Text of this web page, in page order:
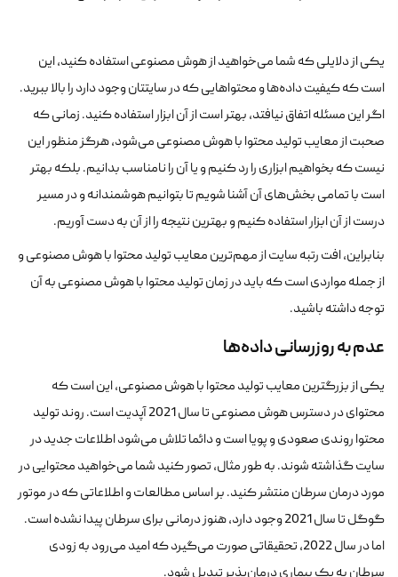
یکی از دلایلی که شما می‌خواهید از هوش مصنوعی استفاده کنید، این
است که کیفیت داده‌ها و محتواهایی که در سایتتان وجود دارد را بالا ببرید.
اگر این مسئله اتفاق نیافتد، بهتر است از آن ابزار استفاده کنید. زمانی که
صحبت از معایب تولید محتوا با هوش مصنوعی می‌شود، هرگز منظور این
نیست که بخواهیم ابزاری را رد کنیم و یا آن را نامناسب بدانیم. بلکه بهتر
است با تمامی بخش‌های آن آشنا شویم تا بتوانیم هوشمندانه و در مسیر
درست از آن ابزار استفاده کنیم و بهترین نتیجه را از آن به دست آوریم.
بنابراین، افت رتبه سایت از مهم‌ترین معایب تولید محتوا با هوش مصنوعی و
از جمله مواردی است که باید در زمان تولید محتوا با هوش مصنوعی به آن
توجه داشته باشید.
عدم به روزرسانی داده‌ها
یکی از بزرگترین معایب تولید محتوا با هوش مصنوعی، این است که
محتوای در دسترس هوش مصنوعی تا سال 2021 آپدیت است. روند تولید
محتوا روندی صعودی و پویا است و دائما تلاش می‌شود اطلاعات جدید در
سایت گذاشته شوند. به طور مثال، تصور کنید شما می‌خواهید محتوایی در
مورد درمان سرطان منتشر کنید. بر اساس مطالعات و اطلاعاتی که در موتور
گوگل تا سال 2021 وجود دارد، هنوز درمانی برای سرطان پیدا نشده است.
اما در سال 2022، تحقیقاتی صورت می‌گیرد که امید می‌رود به زودی